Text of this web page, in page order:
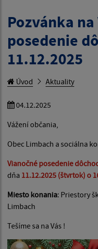
Pozvánka
posedenie
11.12.2025
Úvod Aktuality
04.12.2025
Vážení občania,
Obec Limbach a sociálna
Vianočné posedenie
dňa 11.12.2025 (štvrtok) o
Miesto konania: Priestory
Limbach
Tešíme sa na Vás !